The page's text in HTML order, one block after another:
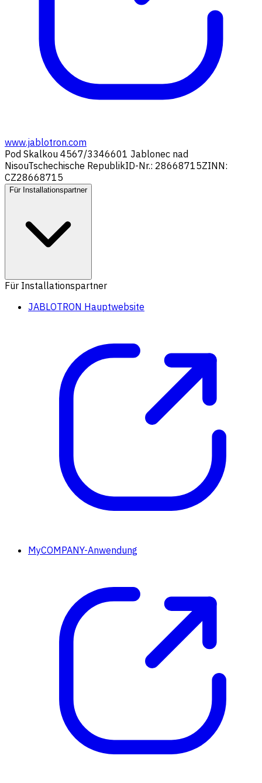
www.jablotron.com
Pod Skalkou 4567/3346601 Jablonec nad
NisouTschechische RepublikID-Nr.: 28668715ZINN:
CZ28668715
Für Installationspartner
Für Installationspartner
JABLOTRON Hauptwebsite
MyCOMPANY-Anwendung